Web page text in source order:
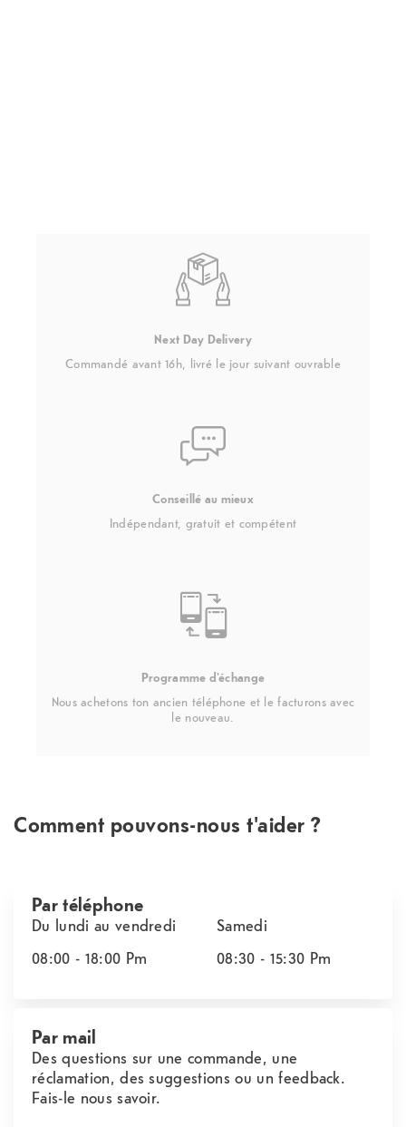
Next Day Delivery
Commandé avant 16h, livré le jour suivant ouvrable
Conseillé au mieux
Indépendant, gratuit et compétent
Programme d'échange
Nous achetons ton ancien téléphone et le facturons avec
le nouveau.
Comment pouvons-nous t'aider ?
Par téléphone
Du lundi au vendredi
08:00 - 18:00 Pm
Samedi
08:30 - 15:30 Pm
Par mail
Des questions sur une commande, une
réclamation, des suggestions ou un feedback.
Fais-le nous savoir.